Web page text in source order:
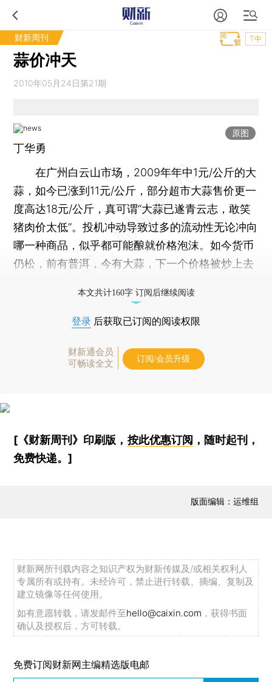
财新周刊 T中
蒜价冲天
2010年05月24日第21期
原图
丁华勇
在广州白云山市场，2009年年中1元/公斤的大
蒜，如今已涨到11元/公斤，部分超市大蒜售价更一
度高达18元/公斤，真可谓“大蒜已遂青云志，敢笑
猪肉价太低”。投机冲动导致过多的流动性无论冲向
哪一种商品，似乎都可能酿就价格泡沫。如今货币
仍松，前有普洱，今有大蒜，下一个价格被炒上去
本文共计160字 订阅后继续阅读
登录 后获取已订阅的阅读权限
财新通会员
可畅读全文
订阅/会员升级
[《财新周刊》印刷版， 按此优惠订阅 ，随时起刊，
免费快递。]
版面编辑：运维组
财新网所刊载内容之知识产权为财新传媒及/或相关权利人
专属所有或持有。未经许可，禁止进行转载、摘编、复制及
建立镜像等任何使用。
如有意愿转载，请发邮件至hello@caixin.com ，获得书面
确认及授权后，方可转载。
免费订阅财新网主编精选版电邮